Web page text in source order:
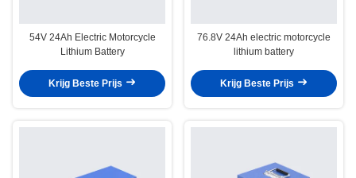
54V 24Ah Electric Motorcycle
Lithium Battery
Krijg Beste Prijs
76.8V 24Ah electric motorcycle
lithium battery
Krijg Beste Prijs